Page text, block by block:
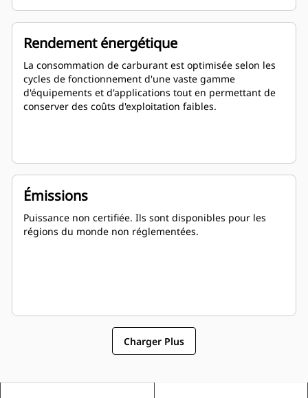
Rendement énergétique
La consommation de carburant est optimisée selon les
cycles de fonctionnement d'une vaste gamme
d'équipements et d'applications tout en permettant de
conserver des coûts d'exploitation faibles.
Émissions
Puissance non certifiée. Ils sont disponibles pour les
régions du monde non réglementées.
Charger Plus